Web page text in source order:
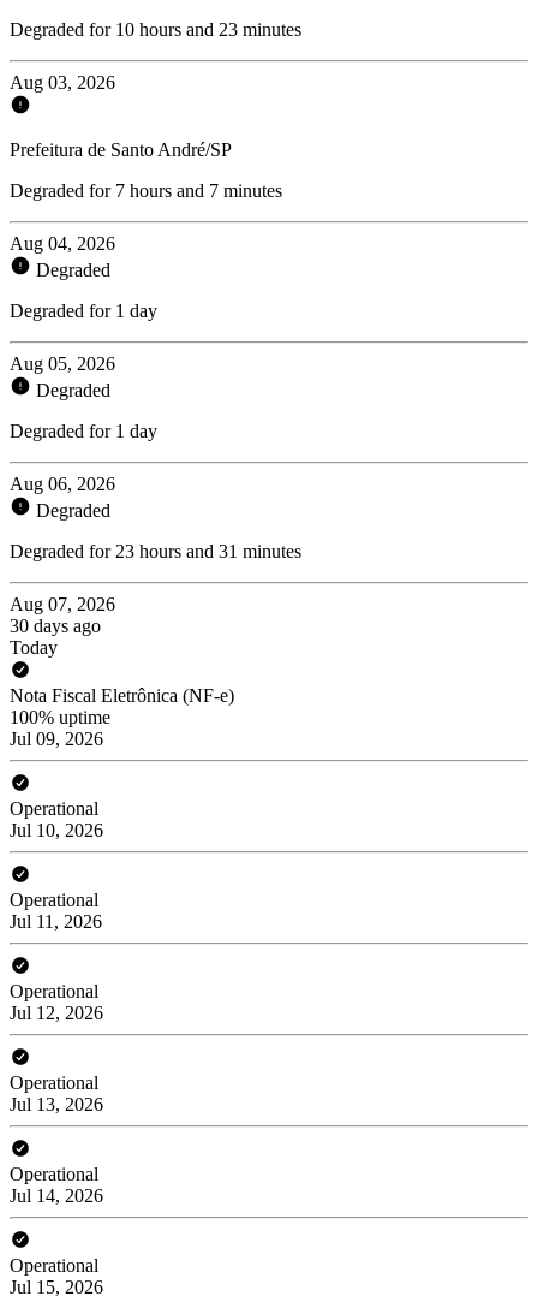
Degraded for 10 hours and 23 minutes
Aug 03, 2026
Prefeitura de Santo André/SP
Degraded for 7 hours and 7 minutes
Aug 04, 2026
Degraded
Degraded for 1 day
Aug 05, 2026
Degraded
Degraded for 1 day
Aug 06, 2026
Degraded
Degraded for 23 hours and 31 minutes
Aug 07, 2026
30 days ago
Today
Nota Fiscal Eletrônica (NF-e)
100% uptime
Jul 09, 2026
Operational
Jul 10, 2026
Operational
Jul 11, 2026
Operational
Jul 12, 2026
Operational
Jul 13, 2026
Operational
Jul 14, 2026
Operational
Jul 15, 2026